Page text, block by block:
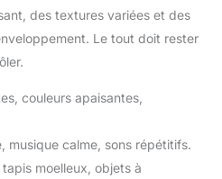
des textures variées et des
Le tout doit rester
couleurs apaisantes,
musique calme, sons répétitifs.
moelleux, objets à